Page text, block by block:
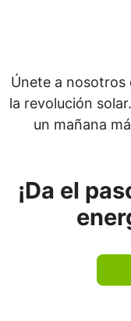
Únete a nosotros
la revolución
un mañana
¡Da el